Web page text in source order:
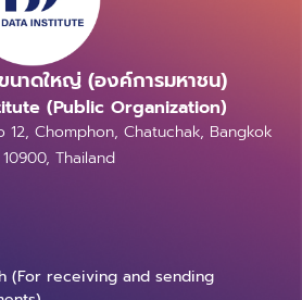
นาดใหญ่ (องค์การมหาชน)
(Public Organization)
12, Chomphon, Chatuchak, Bangkok
10900, Thailand
(For receiving and sending